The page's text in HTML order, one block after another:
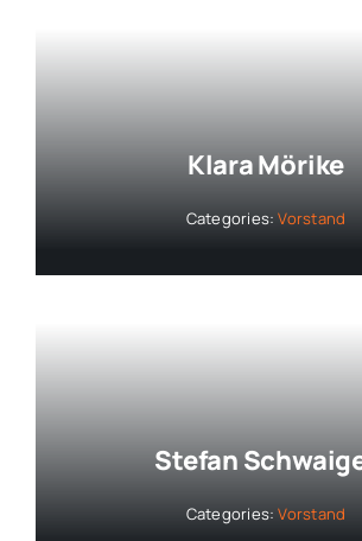
Klara Mörike
Categories:Vorstand
Stefan
Categories:Vorstand